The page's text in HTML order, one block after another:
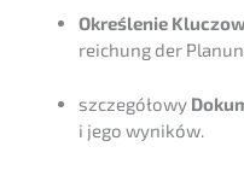
Okreś­le­nie
rei­chung der
szcze­góło­wy
i jego wyników.